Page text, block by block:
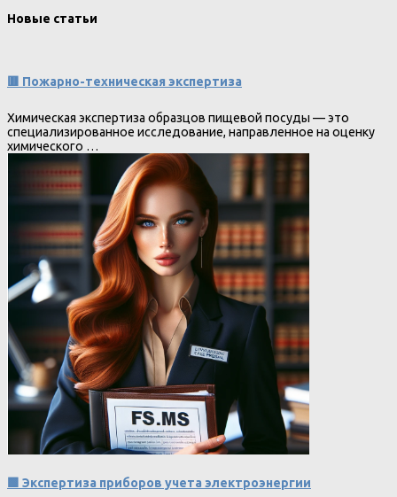
Новые статьи
🟥 Пожарно-техническая экспертиза
Химическая экспертиза образцов пищевой посуды — это
специализированное исследование, направленное на оценку
химического …
🟩 Экспертиза приборов учета электроэнергии